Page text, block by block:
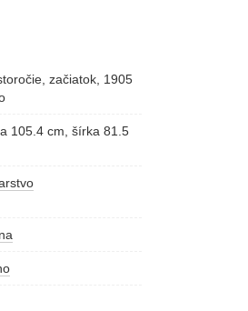
začiatok, 1905
105.4 cm, šírka 81.5